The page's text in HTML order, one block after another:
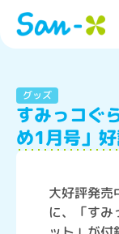
グッズ
すみっコぐ
め1月号」
大好評発売
に、「すみ